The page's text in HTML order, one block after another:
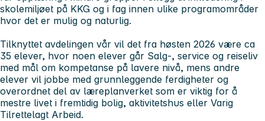
skolemiljøet på KKG og i fag innen ulike programområder
hvor det er mulig og naturlig.
Tilknyttet avdelingen vår vil det fra høsten 2026 være ca
35 elever, hvor noen elever går Salg-, service og reiseliv
med mål om kompetanse på lavere nivå, mens andre
elever vil jobbe med grunnleggende ferdigheter og
overordnet del av læreplanverket som er viktig for å
mestre livet i fremtidig bolig, aktivitetshus eller Varig
Tilrettelagt Arbeid.